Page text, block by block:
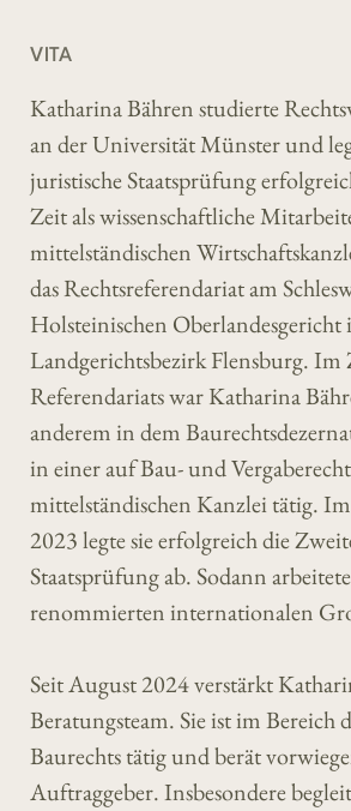
VITA
Katharina Bähren studierte
an der Universität Münster und
juristische Staatsprüfung
Zeit als wissenschaftliche
mittelständischen
das Rechtsreferendariat am
Holsteinischen Oberlandesgericht
Landgerichtsbezirk Flensburg. Im
Referendariats war Katharina
anderem in dem
in einer auf Bau- und
mittelständischen Kanzlei tätig.
2023 legte sie erfolgreich die
Staatsprüfung ab. Sodann
renommierten internationalen
Seit August 2024 verstärkt
Beratungsteam. Sie ist im Bereich
Baurechts tätig und berät
Auftraggeber. Insbesondere